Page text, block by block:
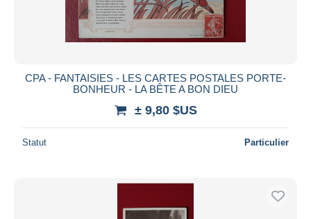
CPA - FANTAISIES - LES CARTES POSTALES PORTE-
BONHEUR - LA BÊTE A BON DIEU
± 9,80 $US
Statut Particulier